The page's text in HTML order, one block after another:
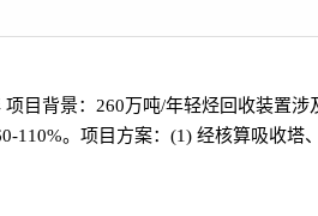
目背景：260万吨/年轻烃回收装置
110%。项目方案：(1) 经核算吸收